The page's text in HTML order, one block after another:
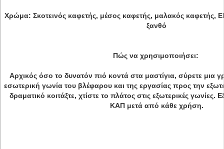
Χρώμα: Σκοτεινός καφετής, μέσος καφετής, μαλακός καφετής,
ξανθό
Πώς να χρησιμοποιήσει:
Αρχικός όσο το δυνατόν πιό κοντά στα μαστίγια, σύρετε μια
εσωτερική γωνία του βλέφαρου και της εργασίας προς την
δραματικό κοιτάξτε, χτίστε το πλάτος στις εξωτερικές γωνίες.
ΚΑΠ μετά από κάθε χρήση.